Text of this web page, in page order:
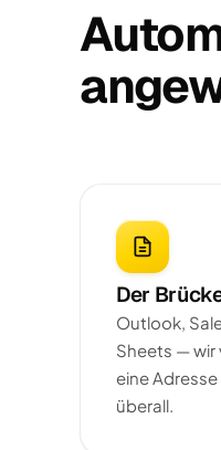
Der
Outlook,
Sheets — wir
eine
überall.